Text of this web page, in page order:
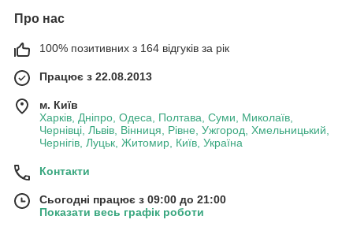
Про нас
100% позитивних з 164 відгуків за рік
Працює з 22.08.2013
м. Київ
Харків, Дніпро, Одеса, Полтава, Суми, Миколаїв,
Чернівці, Львів, Вінниця, Рівне, Ужгород, Хмельницький,
Чернігів, Луцьк, Житомир, Київ, Україна
Контакти
Сьогодні працює з 09:00 до 21:00
Показати весь графік роботи